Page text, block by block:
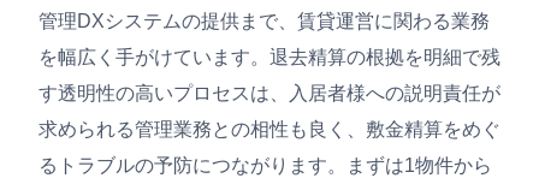
管理DXシステムの提供まで、賃貸運営に関わる業務
を幅広く手がけています。退去精算の根拠を明細で残
す透明性の高いプロセスは、入居者様への説明責任が
求められる管理業務との相性も良く、敷金精算をめぐ
るトラブルの予防につながります。まずは1物件から